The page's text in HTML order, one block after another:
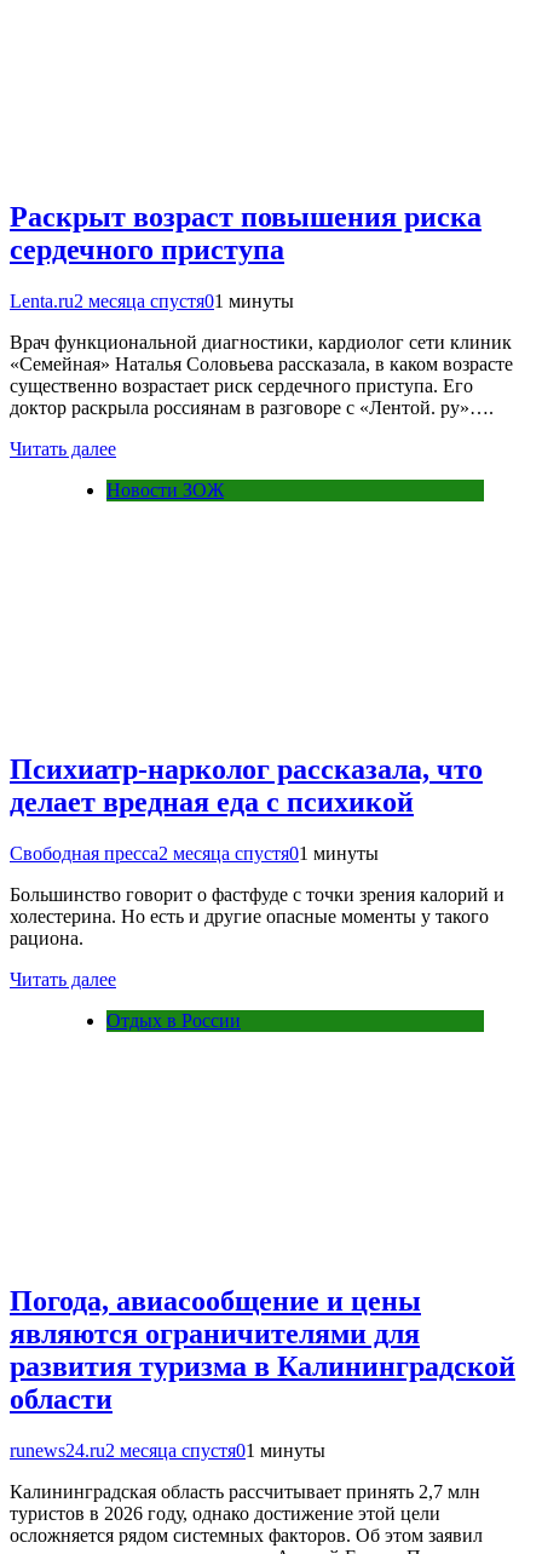
Раскрыт возраст повышения риска
сердечного приступа
Lenta.ru2 месяца спустя01 минуты
Врач функциональной диагностики, кардиолог сети клиник
«Семейная» Наталья Соловьева рассказала, в каком возрасте
существенно возрастает риск сердечного приступа. Его
доктор раскрыла россиянам в разговоре с «Лентой. ру»….
Читать далее
Новости ЗОЖ
Психиатр-нарколог рассказала, что
делает вредная еда с психикой
Свободная пресса2 месяца спустя01 минуты
Большинство говорит о фастфуде с точки зрения калорий и
холестерина. Но есть и другие опасные моменты у такого
рациона.
Читать далее
Отдых в России
Погода, авиасообщение и цены
являются ограничителями для
развития туризма в Калининградской
области
runews24.ru2 месяца спустя01 минуты
Калининградская область рассчитывает принять 2,7 млн
туристов в 2026 году, однако достижение этой цели
осложняется рядом системных факторов. Об этом заявил